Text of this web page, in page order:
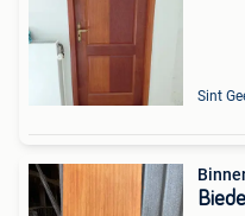
Sint